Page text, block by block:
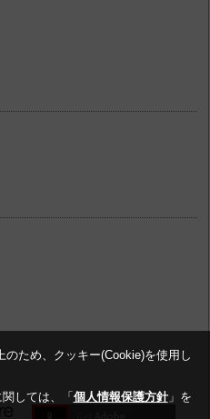
ため、クッキー(Cookie)を使用し
しては、「 個人情報保護方針」を